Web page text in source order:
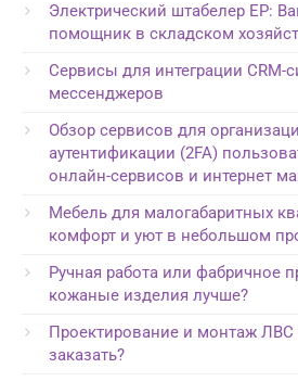
Электрический штабелер EP:
помощник в складском
Сервисы для интеграции CRM-
мессенджеров
Обзор сервисов для
аутентификации (2FA)
онлайн-сервисов и интернет
Мебель для малогабаритных
комфорт и уют в небольшом
Ручная работа или фабричное
кожаные изделия лучше?
Проектирование и монтаж
заказать?